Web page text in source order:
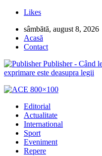
Likes
sâmbătă, august 8, 2026
Acasă
Contact
Publisher - Când
exprimare este deasupra legii
Editorial
Actualitate
International
Sport
Eveniment
Repere